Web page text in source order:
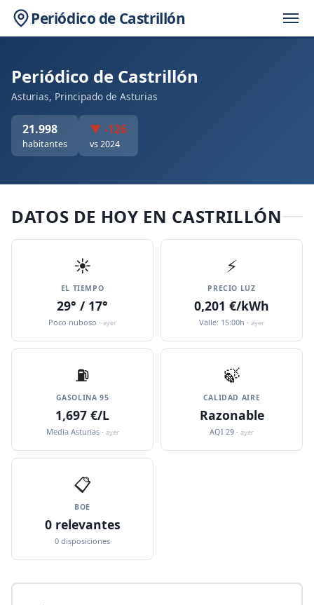
Periódico de Castrillón
Periódico de Castrillón
Asturias, Principado de Asturias
21.998
habitantes
▼ -126
vs 2024
DATOS DE HOY EN CASTRILLÓN
☀️
EL TIEMPO
29° / 17°
Poco nuboso · ayer
⚡
PRECIO LUZ
0,201 €/kWh
Valle: 15:00h · ayer
⛽️
GASOLINA 95
1,697 €/L
Media Asturias · ayer
🍃
CALIDAD AIRE
Razonable
AQI 29 · ayer
📋
BOE
0 relevantes
0 disposiciones